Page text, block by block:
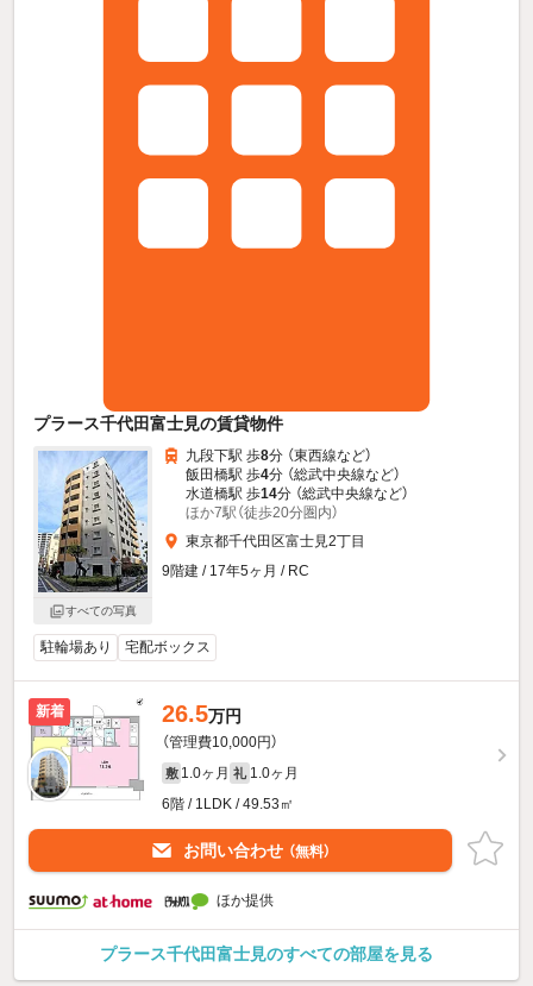
プラース千代田富士見の賃貸物件
すべての写真
九段下駅 歩8分 （東西線など）
飯田橋駅 歩4分 （総武中央線など）
水道橋駅 歩14分 （総武中央線など）
ほか7駅（徒歩20分圏内）
東京都千代田区富士見2丁目
9階建 / 17年5ヶ月 / RC
駐輪場あり 宅配ボックス
新着 26.5万円
（管理費10,000円）
敷 1.0ヶ月 礼 1.0ヶ月
6階 / 1LDK / 49.53㎡
お問い合わせ （無料）
ほか提供
プラース千代田富士見のすべての部屋を見る